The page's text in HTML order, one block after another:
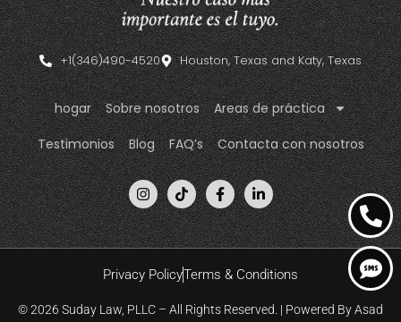
+1(346)490-4520 Houston, Texas and Katy, Texas
hogar Sobre nosotros
Areas de práctica
Testimonios
Blog FAQ’s Contacta con nosotros
© 2026 Suday Law, PLLC – All Rights Reserved. | Powered ByAsad
Privacy PolicyTerms & Conditions